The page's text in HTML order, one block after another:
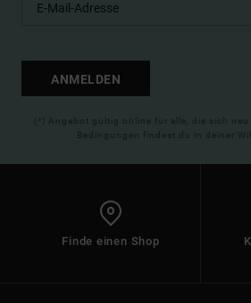
ANMELDEN
(*) Angebot gültig online für alle, die sich
Bedingungen findest du in deiner
Finde einen Shop